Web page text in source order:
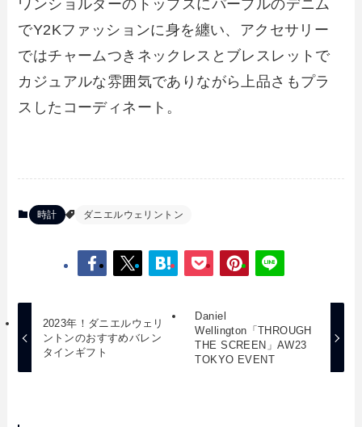
ワンショルダーのトップスにパープルのデニム
でY2Kファッションに身を纏い、アクセサリー
ではチャームつきネックレスとブレスレットで
カジュアルな雰囲気でありながら上品さもプラ
スしたコーディネート。
時計 ダニエルウェリントン
2023年！ダニエルウェリ
ントンのおすすめバレン
タインギフト
Daniel
Wellington「THROUGH
THE SCREEN」AW23
TOKYO EVENT